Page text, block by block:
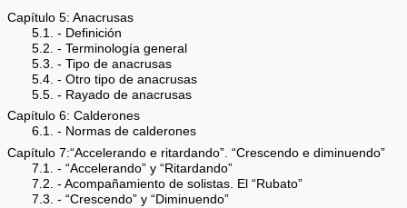
Capítulo 5: Anacrusas
5.1. - Definición
5.2. - Terminología general
5.3. - Tipo de anacrusas
5.4. - Otro tipo de anacrusas
5.5. - Rayado de anacrusas
Capítulo 6: Calderones
6.1. - Normas de calderones
Capítulo 7:“Accelerando e ritardando”. “Crescendo e diminuendo”
7.1. - “Accelerando” y “Ritardando”
7.2. - Acompañamiento de solistas. El “Rubato”
7.3. - “Crescendo” y “Diminuendo”